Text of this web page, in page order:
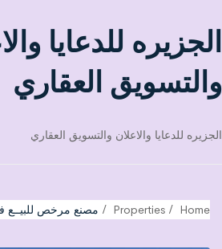
الجزيره للدعايا
والتسويق العقاري
الجزيره للدعايا والاعلان والتسويق العقاري
Home
Properties مصنع مرخص للبيــع